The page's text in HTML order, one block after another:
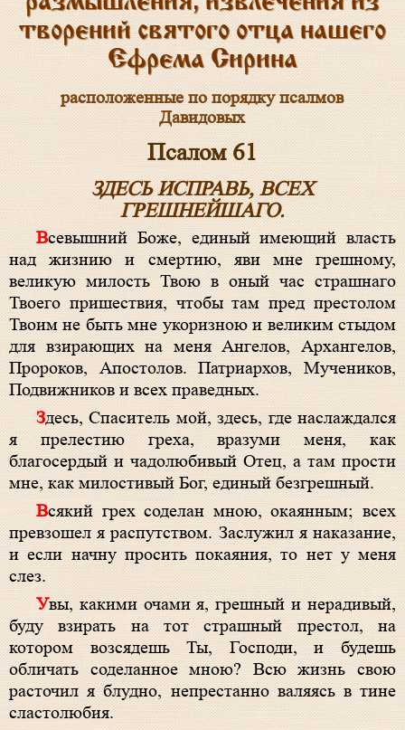
творений святого отца нашего
Ефрема Сирина
расположенные по порядку псалмов
Давидовых
Псалом 61
ЗДЕСЬ ИСПРАВЬ, ВСЕХ
ГРЕШНЕЙШАГО.
Всевышний Боже, единый имеющий власть
над жизнию и смертию, яви мне грешному,
великую милость Твою в оный час страшнаго
Твоего пришествия, чтобы там пред престолом
Твоим не быть мне укоризною и великим стыдом
для взирающих на меня Ангелов, Архангелов,
Пророков, Апостолов. Патриархов, Мучеников,
Подвижников и всех праведных.
Здесь, Спаситель мой, здесь, где наслаждался
я прелестию греха, вразуми меня, как
благосердый и чадолюбивый Отец, а там прости
мне, как милостивый Бог, единый безгрешный.
Всякий грех соделан мною, окаянным; всех
превзошел я распутством. Заслужил я наказание,
и если начну просить покаяния, то нет у меня
слез.
Увы, какими очами я, грешный и нерадивый,
буду взирать на тот страшный престол, на
котором возсядешь Ты, Господи, и будешь
обличать соделанное мною? Всю жизнь свою
расточил я блудно, непрестанно валяясь в тине
сластолюбия.